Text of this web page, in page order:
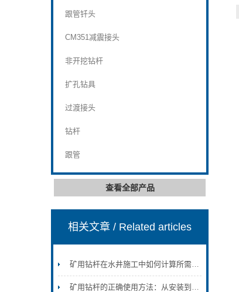
跟管钎头
CM351减震接头
非开挖钻杆
扩孔钻具
过渡接头
钻杆
跟管
查看全部产品
相关文章/ Related articles
矿用钻杆在水井施工中如何计算所需的扭矩和给进力？
矿用钻杆的正确使用方法：从安装到维护的全流程规范